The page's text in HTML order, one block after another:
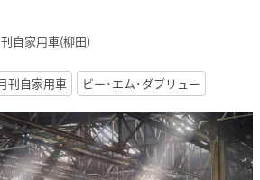
自家用車(柳田)
刊自家用車 ビー･エム･ダブリュー